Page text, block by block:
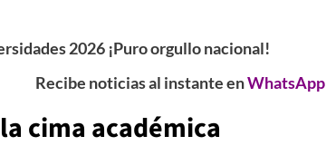
2026 ¡Puro orgullo nacional!
Recibe noticias al instante enWhatsApp
cima académica